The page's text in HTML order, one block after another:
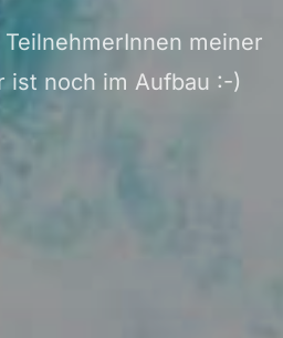
meiner
ist noch im Aufbau :-)